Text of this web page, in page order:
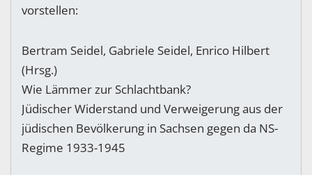
vorstellen:
Bertram Seidel, Gabriele Seidel, Enrico Hilbert
(Hrsg.)
Wie Lämmer zur Schlachtbank?
Jüdischer Widerstand und Verweigerung aus der
jüdischen Bevölkerung in Sachsen gegen da NS-
Regime 1933-1945